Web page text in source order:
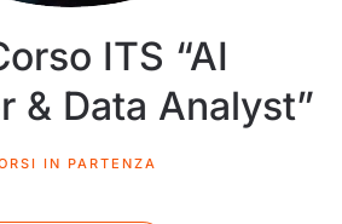
ITS “AI
& Data Analyst”
IN PARTENZA